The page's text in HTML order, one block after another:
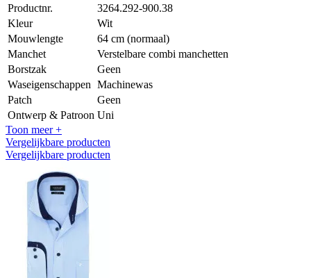
Productnr.
3264.292-900.38
Kleur
Wit
Mouwlengte
64 cm (normaal)
Manchet
Verstelbare combi manchetten
Borstzak
Geen
Waseigenschappen Machinewas
Patch
Geen
Ontwerp & Patroon Uni
Toon meer +
Vergelijkbare producten
Vergelijkbare producten